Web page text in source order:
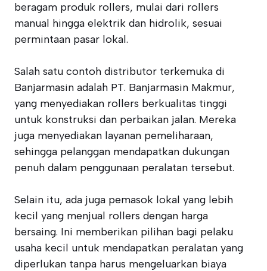
beragam produk rollers, mulai dari rollers
manual hingga elektrik dan hidrolik, sesuai
permintaan pasar lokal.
Salah satu contoh distributor terkemuka di
Banjarmasin adalah PT. Banjarmasin Makmur,
yang menyediakan rollers berkualitas tinggi
untuk konstruksi dan perbaikan jalan. Mereka
juga menyediakan layanan pemeliharaan,
sehingga pelanggan mendapatkan dukungan
penuh dalam penggunaan peralatan tersebut.
Selain itu, ada juga pemasok lokal yang lebih
kecil yang menjual rollers dengan harga
bersaing. Ini memberikan pilihan bagi pelaku
usaha kecil untuk mendapatkan peralatan yang
diperlukan tanpa harus mengeluarkan biaya